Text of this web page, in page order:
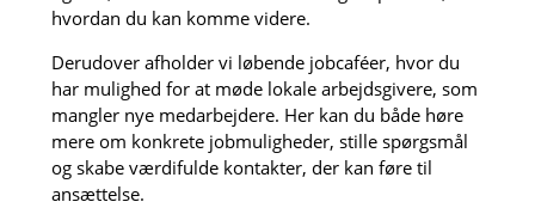
hvordan du kan komme videre.
Derudover afholder vi løbende jobcaféer, hvor du
har mulighed for at møde lokale arbejdsgivere, som
mangler nye medarbejdere. Her kan du både høre
mere om konkrete jobmuligheder, stille spørgsmål
og skabe værdifulde kontakter, der kan føre til
ansættelse.